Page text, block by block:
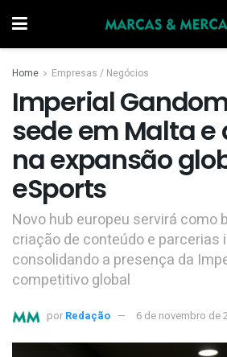
Home Empresas / Negócios
Imperial
sede em Malta e
na expansão
eSports
Novo hub europeu servirá como
criação de conteúdo e parcerias
consolidando a presença da
competitivo global
por Redação 6 de novembro de